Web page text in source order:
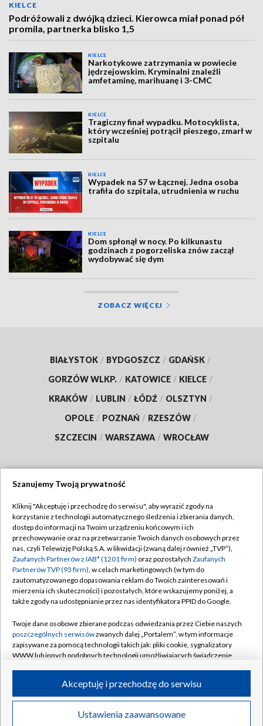
KIELCE
Podróżowali z dwójką dzieci. Kierowca miał ponad pół
promila, partnerka blisko 1,5
KIELCE
Narkotykowe zatrzymania w powiecie
jędrzejowskim. Kryminalni znaleźli
amfetaminę, marihuanę i 3-CMC
KIELCE
Tragiczny finał wypadku. Motocyklista,
który wcześniej potrącił pieszego, zmarł w
szpitalu
KIELCE
Wypadek na S7 w Łącznej. Jedna osoba
trafiła do szpitala, utrudnienia w ruchu
KIELCE
Dom spłonął w nocy. Po kilkunastu
godzinach z pogorzeliska znów zaczął
wydobywać się dym
ZOBACZ WIĘCEJ
BIAŁYSTOK / BYDGOSZCZ / GDAŃSK /
GORZÓW WLKP. / KATOWICE / KIELCE /
KRAKÓW / LUBLIN / ŁÓDŹ / OLSZTYN /
OPOLE / POZNAŃ / RZESZÓW /
SZCZECIN / WARSZAWA / WROCŁAW
TVP
Abonament TVP
Emisja w TVP
Centrum informacji TVP
Naziemna Telewizja Cyfrowa
Rada Programowa
System NOS
Informacje o nadawcy
Program dla prasy
Regulamin TVP
Polityka prywatności
Moje zgody
Pomoc
Kontakt
Kanały
©2026 Telewizja Polska S.A. w likwidacji
Szanujemy Twoją prywatność
Kliknij "Akceptuję i przechodzę do serwisu", aby wyrazić zgody na
korzystanie z technologii automatycznego śledzenia i zbierania danych,
dostęp do informacji na Twoim urządzeniu końcowym i ich
przechowywanie oraz na przetwarzanie Twoich danych osobowych przez
nas, czyli Telewizję Polską S.A. w likwidacji (zwaną dalej również „TVP”),
Zaufanych Partnerów z IAB* (1201 firm) oraz pozostałych Zaufanych
Partnerów TVP (93 firm), w celach marketingowych (w tym do
zautomatyzowanego dopasowania reklam do Twoich zainteresowań i
mierzenia ich skuteczności) i pozostałych, które wskazujemy poniżej, a
także zgody na udostępnianie przez nas identyfikatora PPID do Google.
Twoje dane osobowe zbierane podczas odwiedzania przez Ciebie naszych
poszczególnych serwisówzwanych dalej „Portalem”, w tym informacje
zapisywane za pomocą technologii takich jak: pliki cookie, sygnalizatory
WWW lub innych podobnych technologii umożliwiających świadczenie
ruchu w Internecie.
Twoje dane osobowe zbierane podczas odwiedzania przez Ciebie
poszczególnych serwisówna Portalu, takie jak adresy IP, identyfikatory
Ustawienia zaawansowane
Akceptuję i przechodzę do serwisu